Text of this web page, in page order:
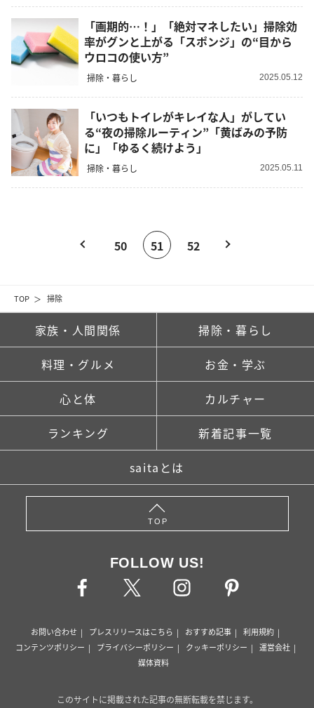
TOP 掃除
「画期的…！」「絶対マネしたい」掃除効
率がグンと上がる「スポンジ」の“目から
ウロコの使い方”
掃除・暮らし 2025.05.12
「いつもトイレがキレイな人」がしてい
る“夜の掃除ルーティン”「黄ばみの予防
に」「ゆるく続けよう」
掃除・暮らし 2025.05.11
50 51 52
家族・人間関係 掃除・暮らし
料理・グルメ お金・学ぶ
心と体 カルチャー
ランキング 新着記事一覧
saitaとは
TOP
FOLLOW US!
お問い合わせ プレスリリースはこちら おすすめ記事
利用規約
コンテンツポリシー
プライバシーポリシー クッキーポリシー
運営会社
媒体資料
このサイトに掲載された記事の無断転載を禁じます。